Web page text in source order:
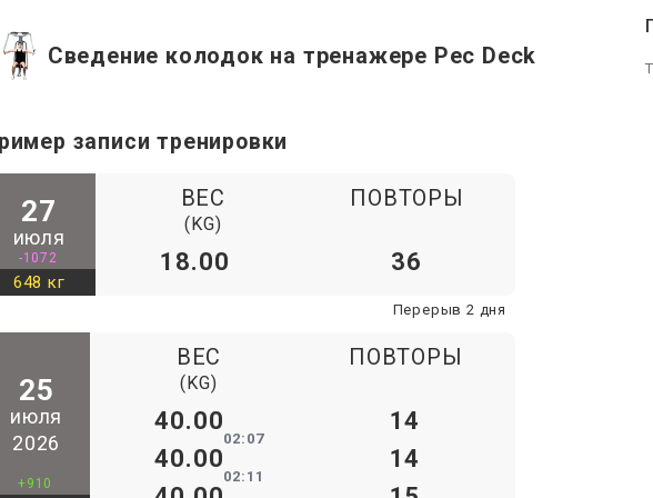
Сведение колодок на тренажере Pec Deck
записи тренировки
27
июля
648 кг
-1072
ВЕС
(KG)
ПОВТОРЫ
18.00 36
Перерыв 2 дня
25
июля
2026
+910
ВЕС
(KG)
ПОВТОРЫ
40.00
40.00
02:07
02:11
14
14